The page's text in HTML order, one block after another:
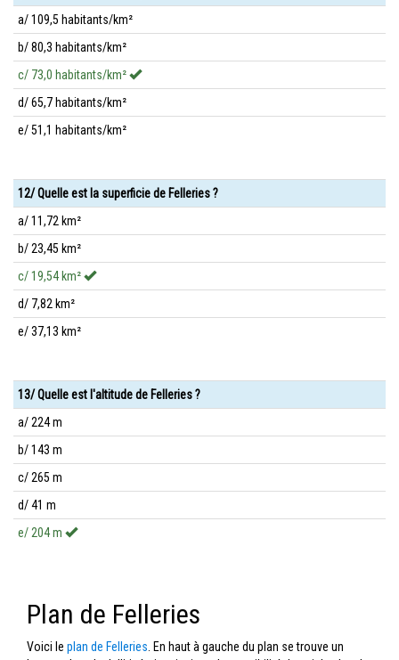
a/ 109,5 habitants/km²
b/ 80,3 habitants/km²
c/ 73,0 habitants/km²
d/ 65,7 habitants/km²
e/ 51,1 habitants/km²
12/ Quelle est la superficie de Felleries ?
a/ 11,72 km²
b/ 23,45 km²
c/ 19,54 km²
d/ 7,82 km²
e/ 37,13 km²
13/ Quelle est l'altitude de Felleries ?
a/ 224 m
b/ 143 m
c/ 265 m
d/ 41 m
e/ 204 m
Plan de Felleries
Voici le plan de Felleries . En haut à gauche du plan se trouve un